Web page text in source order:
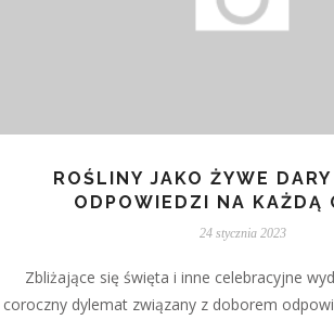
ROŚLINY JAKO ŻYWE
ODPOWIEDZI NA KAŻDĄ
24 stycznia 2023
Zbliżające się święta i inne celebracyjne
coroczny dylemat związany z doborem